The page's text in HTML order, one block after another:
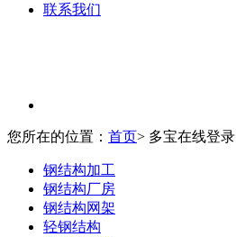
联系我们
您所在的位置： 首页> 多宝在线登录
钢结构加工
钢结构厂房
钢结构网架
轻钢结构